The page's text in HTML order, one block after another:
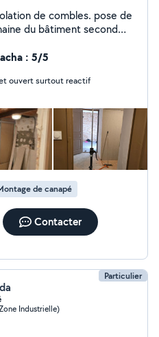
de combles. pose de
du bâtiment second
: 5/5
et ouvert surtout reactif
de canapé
Contacter
Particulier
Industrielle)